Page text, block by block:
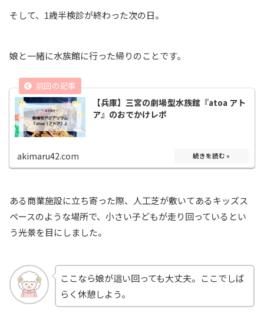
そして、1歳半検診が終わった次の日。
娘と一緒に水族館に行った帰りのことです。
【兵庫】三宮の劇場型水族館『atoa アト
ア』のおでかけレポ
akimaru42.com
ある商業施設に立ち寄った際、人工芝が敷いてあるキッズス
ペースのような場所で、小さい子どもが走り回っているとい
う光景を目にしました。
ここなら娘が這い回っても大丈夫。ここでしば
らく休憩しよう。